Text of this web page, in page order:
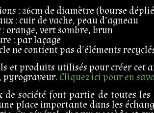
: 26cm de diamètre (bourse
: cuir de vache, peau d’agneau
: orange, vert sombre, brun
: par laçage
ne contient pas d’éléments
et produits utilisés pour créer cet
pyrograveur. Cliquez ici pour en
de société font partie de toutes
place importante dans les